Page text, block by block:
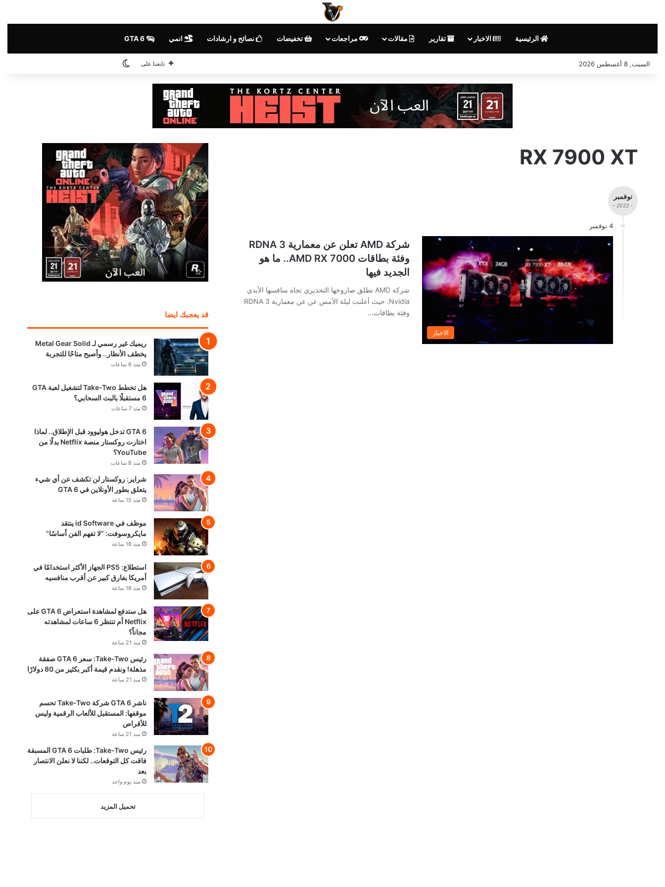
الرئيسية الاخبار تقارير مقالات مراجعات تخفيضات نصائح و ارشادات انمي
السبت, 8 أغسطس 2026 تابعنا على الوضع المظلم
RX 7900 XT
نوفمبر
- 2022 -
4 نوفمبر
الاخبار
شركة AMD تعلن عن معمارية RDNA 3
وفئة بطاقات AMD RX 7000.. ما هو
الجديد فيها
شركة AMD تطلق صاروخها التحذيري تجاه منافسها الأبدي
Nvidia. حيث أعلنت ليلة الأمس عن عن معمارية RDNA 3
وفئة بطاقات…
قد يعجبك ايضا
ريميك غير رسمي لـ Metal Gear Solid
يخطف الأنظار.. وأصبح متاحًا للتجربة
منذ 6 ساعات
هل تخطط Take-Two لتشغيل لعبة GTA
6 مستقبلًا بالبث السحابي؟
منذ 7 ساعات
GTA 6 تدخل هوليوود قبل الإطلاق.. لماذا
اختارت روكستار منصة Netflix بدلًا من
YouTube؟
منذ 8 ساعات
شراير: روكستار لن تكشف عن أي شيء
يتعلق بطور الأونلاين في GTA 6
منذ 15 ساعة
موظف في id Software ينتقد
مايكروسوفت: “لا تفهم الفن أساسًا”
منذ 18 ساعة
استطلاع: PS5 الجهاز الأكثر استخدامًا في
أمريكا بفارق كبير عن أقرب منافسيه
منذ 18 ساعة
هل ستدفع لمشاهدة استعراض GTA 6 على
Netflix أم تنتظر 6 ساعات لمشاهدته
مجاناً؟
منذ 21 ساعة
رئيس Take-Two: سعر GTA 6 صفقة
مذهلة! ونقدم قيمة أكبر بكثير من 80 دولارًا
منذ 21 ساعة
ناشر GTA 6 شركة Take-Two تحسم
موقفها: المستقبل للألعاب الرقمية وليس
للأقراص
منذ 21 ساعة
رئيس Take-Two: طلبات GTA 6 المسبقة
فاقت كل التوقعات.. لكننا لا نعلن الانتصار
بعد
منذ يوم واحد
تحميل المزيد